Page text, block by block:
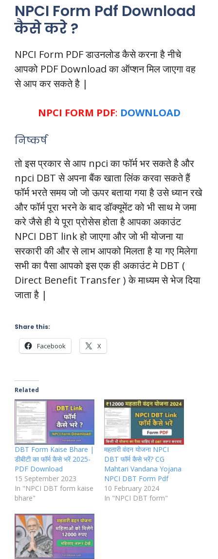
NPCI Form Pdf Download
कैसे करे ?
NPCI Form PDF डाउनलोड कैसे करना है नीचे
आपको PDF Download का ऑप्शन मिल जाएगा वह
से आप कर सकते है |
NPCI FORM PDF: DOWNLOAD
निष्कर्ष
तो इस प्रकार से आप npci का फॉर्म भर सकते है और
npci DBT से अपना बैंक खाता लिंक करवा सकते हैं
फॉर्म भरते समय जो जो ऊपर बताया गया है उसे ध्यान रखे
और फॉर्म पूरा भरने के बाद डॉक्यूमेंट को भी साथ मे जमा
करे जैसे ही ये पूरा प्रोसेस होता है आपका अकाउंट
NPCI DBT link हो जाएगा और जो भी योजना या
सरकारी की और से लाभ आपको मिलता है या गए मिलेगा
सभी का पैसा आपको इस एक ही अकाउंट मे DBT (
Direct Benefit Transfer ) के माध्यम से भेज दिया
जाता है |
Share this:
Facebook X
Related
DBT Form Kaise Bhare |
डीबीटी का फॉर्म कैसे भरें 2025-
PDF Download
15 September 2023
In "NPCI DBT form kaise
bhare"
महतारी वंदन योजना NPCI
DBT फॉर्म कैसे भरें? CG
Mahtari Vandana Yojana
NPCI DBT Form Pdf
10 February 2024
In "NPCI DBT form"